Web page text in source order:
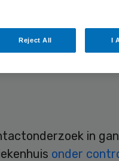
de hiervoor
ADRZ-
zijn direct
in
onder
Reject All I